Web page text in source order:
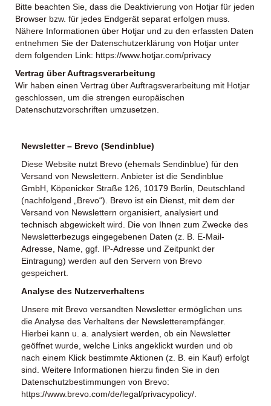
Bitte beachten Sie, dass die Deaktivierung von Hotjar für jeden
Browser bzw. für jedes Endgerät separat erfolgen muss.
Nähere Informationen über Hotjar und zu den erfassten Daten
entnehmen Sie der Datenschutzerklärung von Hotjar unter
dem folgenden Link: https://www.hotjar.com/privacy
Vertrag über Auftragsverarbeitung
Wir haben einen Vertrag über Auftragsverarbeitung mit Hotjar
geschlossen, um die strengen europäischen
Datenschutzvorschriften umzusetzen.
Newsletter – Brevo (Sendinblue)
Diese Website nutzt Brevo (ehemals Sendinblue) für den
Versand von Newslettern. Anbieter ist die Sendinblue
GmbH, Köpenicker Straße 126, 10179 Berlin, Deutschland
(nachfolgend „Brevo“). Brevo ist ein Dienst, mit dem der
Versand von Newslettern organisiert, analysiert und
technisch abgewickelt wird. Die von Ihnen zum Zwecke des
Newsletterbezugs eingegebenen Daten (z. B. E-Mail-
Adresse, Name, ggf. IP-Adresse und Zeitpunkt der
Eintragung) werden auf den Servern von Brevo
gespeichert.
Analyse des Nutzerverhaltens
Unsere mit Brevo versandten Newsletter ermöglichen uns
die Analyse des Verhaltens der Newsletterempfänger.
Hierbei kann u. a. analysiert werden, ob ein Newsletter
geöffnet wurde, welche Links angeklickt wurden und ob
nach einem Klick bestimmte Aktionen (z. B. ein Kauf) erfolgt
sind. Weitere Informationen hierzu finden Sie in den
Datenschutzbestimmungen von Brevo:
https://www.brevo.com/de/legal/privacypolicy/